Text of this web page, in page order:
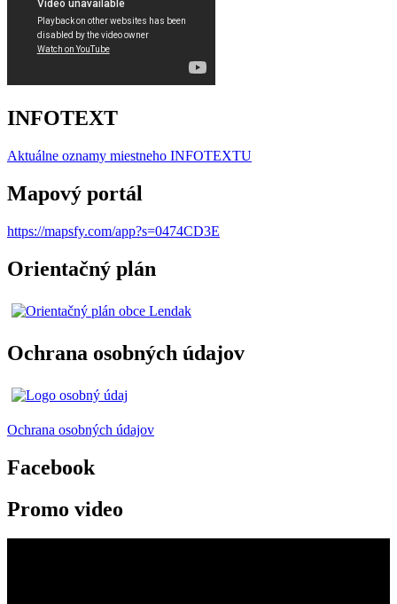
INFOTEXT
Aktuálne oznamy miestneho INFOTEXTU
Mapový portál
https://mapsfy.com/app?s=0474CD3E
Orientačný plán
Ochrana osobných údajov
Ochrana osobných údajov
Facebook
Promo video